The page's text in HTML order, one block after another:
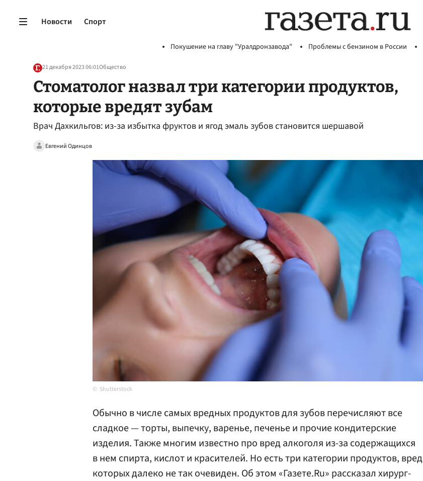
Новости Спорт
Покушение на главу "Уралдронзавода" Проблемы с бензином в России
21 декабря 2023 06:01Общество
Стоматолог назвал три категории продуктов,
которые вредят зубам
Врач Дахкильгов: из-за избытка фруктов и ягод эмаль зубов становится шершавой
Евгений Одинцов
Shutterstock
Обычно в числе самых вредных продуктов для зубов перечисляют все
сладкое — торты, выпечку, варенье, печенье и прочие кондитерские
изделия. Также многим известно про вред алкоголя из-за содержащихся
в нем спирта, кислот и красителей. Но есть три категории продуктов, вред
которых далеко не так очевиден. Об этом «Газете.Ru» рассказал хирург-